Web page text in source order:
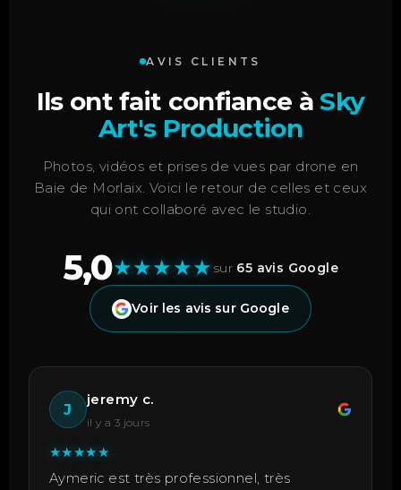
AVIS CLIENTS
Ils ont fait confiance àSky
Art's Production
Photos, vidéos et prises de vues par drone en
Baie de Morlaix. Voici le retour de celles et ceux
qui ont collaboré avec le studio.
5,0★★★★★ sur 65 avis Google
Voir les avis sur Google
J
jeremy c.
il y a 3 jours
★★★★★
Aymeric est très professionnel, très